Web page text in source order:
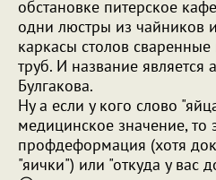
обстановке питерское
одни люстры из чайников и
каркасы столов
труб. И название является
Булгакова.
Ну а если у кого слово
медицинское значение, то
профдеформация (хотя
"яички") или "откуда у вас